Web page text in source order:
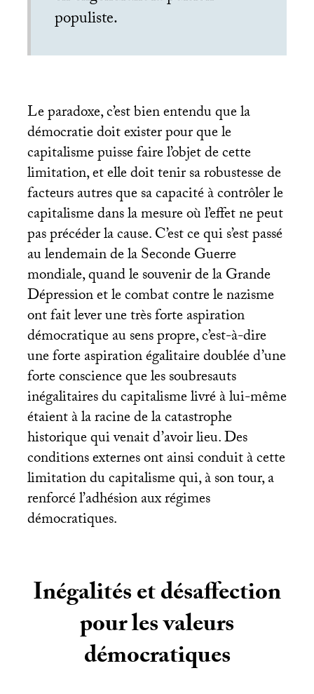
populiste.
Le paradoxe, c’est bien entendu que la
démocratie doit exister pour que le
capitalisme puisse faire l’objet de cette
limitation, et elle doit tenir sa robustesse de
facteurs autres que sa capacité à contrôler le
capitalisme dans la mesure où l’effet ne peut
pas précéder la cause. C’est ce qui s’est passé
au lendemain de la Seconde Guerre
mondiale, quand le souvenir de la Grande
Dépression et le combat contre le nazisme
ont fait lever une très forte aspiration
démocratique au sens propre, c’est-à-dire
une forte aspiration égalitaire doublée d’une
forte conscience que les soubresauts
inégalitaires du capitalisme livré à lui-même
étaient à la racine de la catastrophe
historique qui venait d’avoir lieu. Des
conditions externes ont ainsi conduit à cette
limitation du capitalisme qui, à son tour, a
renforcé l’adhésion aux régimes
démocratiques.
Inégalités et désaffection
pour les valeurs
démocratiques